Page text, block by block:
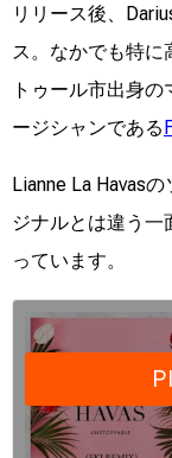
リリース後、
ス。なかでも特に
トゥール市出身
ージシャンである
Lianne La Havas
ジナルとは違う
っています。